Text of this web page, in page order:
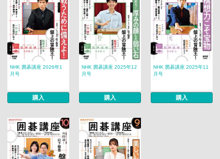
NHK 囲碁講座 2026年1
月号
購入
NHK 囲碁講座 2025年12
月号
購入
NHK 囲碁講座 2025年11
月号
購入